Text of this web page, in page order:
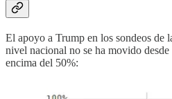
El apoyo a Trump en los sondeos de
nivel nacional no se ha movido
encima del 50%: